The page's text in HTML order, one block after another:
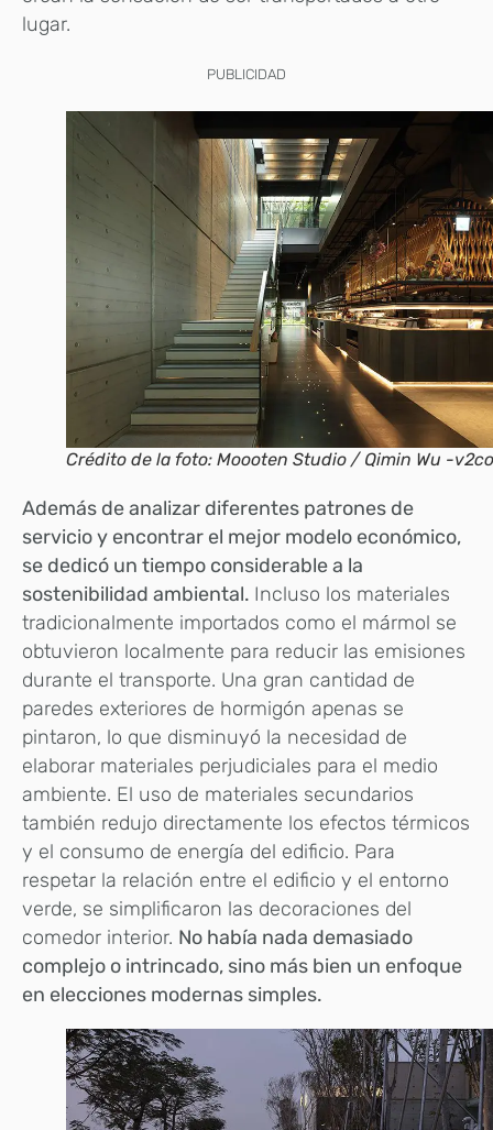
lugar.
PUBLICIDAD
Crédito de la foto: Moooten Studio / Qimin Wu -
Además de analizar diferentes patrones de
servicio y encontrar el mejor modelo económico,
se dedicó un tiempo considerable a la
sostenibilidad ambiental. Incluso los materiales
tradicionalmente importados como el mármol se
obtuvieron localmente para reducir las emisiones
durante el transporte. Una gran cantidad de
paredes exteriores de hormigón apenas se
pintaron, lo que disminuyó la necesidad de
elaborar materiales perjudiciales para el medio
ambiente. El uso de materiales secundarios
también redujo directamente los efectos térmicos
y el consumo de energía del edificio. Para
respetar la relación entre el edificio y el entorno
verde, se simplificaron las decoraciones del
comedor interior. No había nada demasiado
complejo o intrincado, sino más bien un enfoque
en elecciones modernas simples.